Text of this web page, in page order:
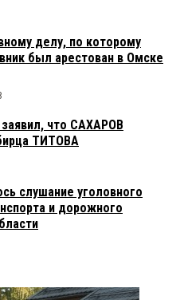
делу, по которому
был арестован в Омске
что САХАРОВ
ТИТОВА
слушание уголовного
и дорожного